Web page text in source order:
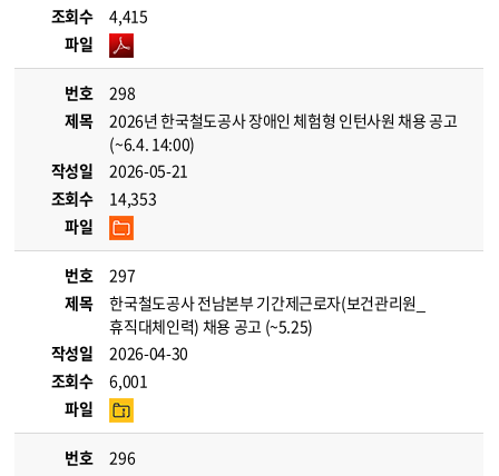
조회수
4,415
파일
번호
298
제목
2026년 한국철도공사 장애인 체험형 인턴사원 채용 공고
(~6.4. 14:00)
작성일
2026-05-21
조회수
14,353
파일
번호
297
제목
한국철도공사 전남본부 기간제근로자(보건관리원_
휴직대체인력) 채용 공고 (~5.25)
작성일
2026-04-30
조회수
6,001
파일
번호
296